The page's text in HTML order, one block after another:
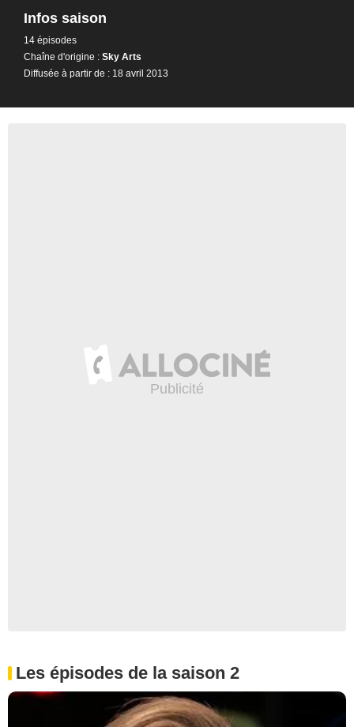
Infos saison
14 épisodes
Chaîne d'origine : Sky Arts
Diffusée à partir de : 18 avril 2013
Les épisodes de la saison 2